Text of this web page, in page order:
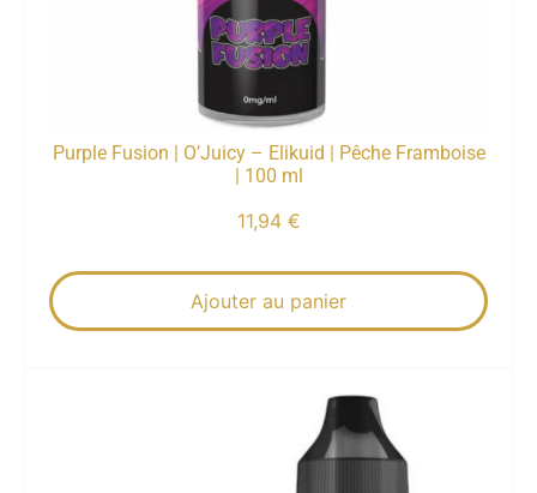
Purple Fusion | O’Juicy – Elikuid | Pêche Framboise
| 100 ml
11,94 €
Ajouter au panier